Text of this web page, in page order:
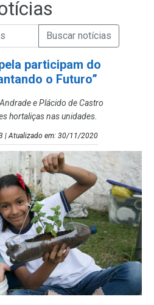
de Notícias
informaçõesEnviar a Busca de Notícias
participam do
o Futuro”
e Plácido de Castro
hortaliças nas unidades.
| Atualizado em: 30/11/2020